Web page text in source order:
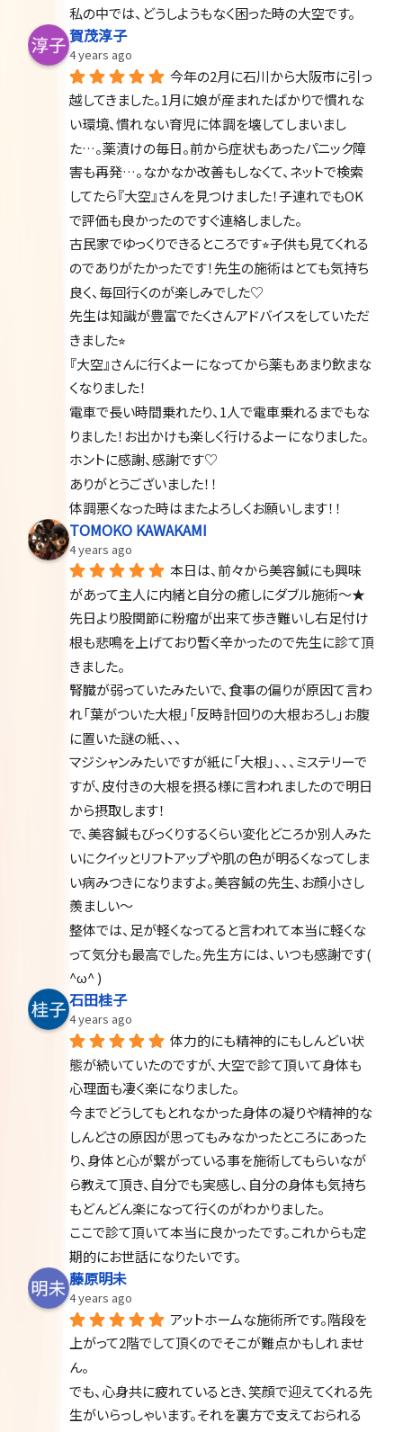
私の中では、どうしようもなく困った時の大空です。
賀茂淳子
4 years ago
今年の2月に石川から大阪市に引っ
越してきました。1月に娘が産まれたばかりで慣れな
い環境、慣れない育児に体調を壊してしまいまし
た…。薬漬けの毎日。前から症状もあったパニック障
害も再発…。なかなか改善もしなくて、ネットで検索
してたら『大空』さんを見つけました！子連れでもOK
で評価も良かったのですぐ連絡しました。
古民家でゆっくりできるところです⭐︎子供も見てくれる
のでありがたかったです！先生の施術はとても気持ち
良く、毎回行くのが楽しみでした♡
先生は知識が豊富でたくさんアドバイスをしていただ
きました⭐︎
『大空』さんに行くよーになってから薬もあまり飲まな
くなりました！
電車で長い時間乗れたり、1人で電車乗れるまでもな
りました！お出かけも楽しく行けるよーになりました。
ホントに感謝、感謝です♡
ありがとうございました！！
体調悪くなった時はまたよろしくお願いします！！
TOMOKO KAWAKAMI
4 years ago
本日は、前々から美容鍼にも興味
があって主人に内緒と自分の癒しにダブル施術〜★
先日より股関節に粉瘤が出来て歩き難いし右足付け
根も悲鳴を上げており暫く辛かったので先生に診て頂
きました。
腎臓が弱っていたみたいで、食事の偏りが原因て言わ
れ「葉がついた大根」「反時計回りの大根おろし」お腹
に置いた謎の紙、、、
マジシャンみたいですが紙に「大根」、、、ミステリーで
すが、皮付きの大根を摂る様に言われましたので明日
から摂取します！
で、美容鍼もびっくりするくらい変化どころか別人みた
いにクイッとリフトアップや肌の色が明るくなってしま
い病みつきになりますよ。美容鍼の先生、お顔小さし
羨ましい〜
整体では、足が軽くなってると言われて本当に軽くな
って気分も最高でした。先生方には、いつも感謝です(
^ω^ )
石田桂子
4 years ago
体力的にも精神的にもしんどい状
態が続いていたのですが、大空で診て頂いて身体も
心理面も凄く楽になりました。
今までどうしてもとれなかった身体の凝りや精神的な
しんどさの原因が思ってもみなかったところにあった
り、身体と心が繋がっている事を施術してもらいなが
ら教えて頂き、自分でも実感し、自分の身体も気持ち
もどんどん楽になって行くのがわかりました。
ここで診て頂いて本当に良かったです。これからも定
期的にお世話になりたいです。
藤原明未
4 years ago
アットホームな施術所です。階段を
上がって2階でして頂くのでそこが難点かもしれませ
ん。
でも、心身共に疲れているとき、笑顔で迎えてくれる先
生がいらっしゃいます。それを裏方で支えておられる